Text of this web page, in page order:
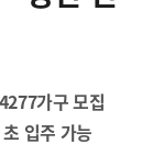
가구 모집
입주 가능